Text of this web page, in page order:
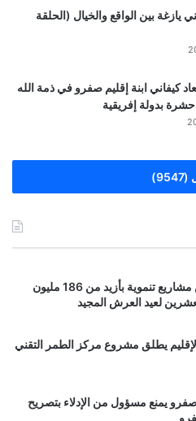
يازغة بين الواقع والخيال (الحلقة
كيفاني ابنة إقليم صفرو في ذمة الله
بدولة إفريقية
عامل إقليم صفرو يطلق ويدشن مشاريع تنموية بأزيد من 186 مليون
لعيد العرش المجيد
يطلق مشروع مركز الطمر التقني
يمنع مسؤول من الإدلاء بتصريح